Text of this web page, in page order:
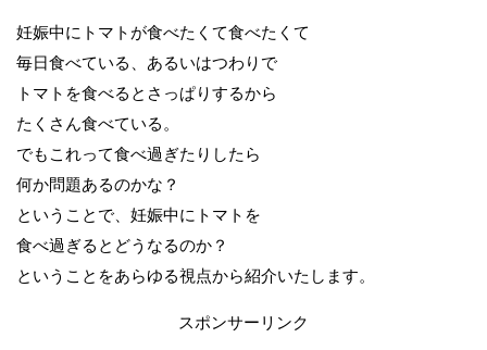
妊娠中にトマトが食べたくて食べたくて
毎日食べている、あるいはつわりで
トマトを食べるとさっぱりするから
たくさん食べている。
でもこれって食べ過ぎたりしたら
何か問題あるのかな？
ということで、妊娠中にトマトを
食べ過ぎるとどうなるのか？
ということをあらゆる視点から紹介いたします。
スポンサーリンク